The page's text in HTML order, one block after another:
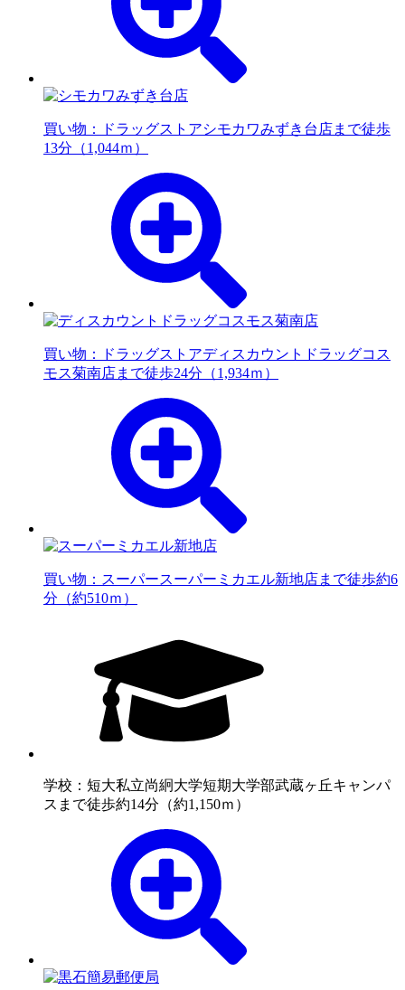
買い物：ドラッグストアシモカワみずき台店まで徒歩
13分（1,044ｍ）
買い物：ドラッグストアディスカウントドラッグコス
モス菊南店まで徒歩24分（1,934ｍ）
買い物：スーパースーパーミカエル新地店まで徒歩約6
分（約510ｍ）
学校：短大私立尚絅大学短期大学部武蔵ヶ丘キャンパ
スまで徒歩約14分（約1,150ｍ）